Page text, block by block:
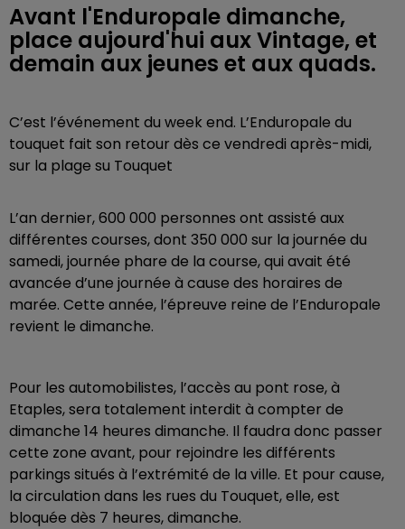
Avant l'Enduropale dimanche,
place aujourd'hui aux Vintage, et
demain aux jeunes et aux quads.
C’est l’événement du week end. L’Enduropale du
touquet fait son retour dès ce vendredi après-midi,
sur la plage su Touquet
L’an dernier, 600 000 personnes ont assisté aux
différentes courses, dont 350 000 sur la journée du
samedi, journée phare de la course, qui avait été
avancée d’une journée à cause des horaires de
marée. Cette année, l’épreuve reine de l’Enduropale
revient le dimanche.
Pour les automobilistes, l’accès au pont rose, à
Etaples, sera totalement interdit à compter de
dimanche 14 heures dimanche. Il faudra donc passer
cette zone avant, pour rejoindre les différents
parkings situés à l’extrémité de la ville. Et pour cause,
la circulation dans les rues du Touquet, elle, est
bloquée dès 7 heures, dimanche.